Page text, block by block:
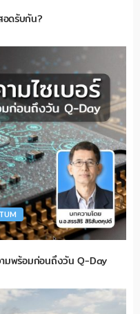
อดรับกัน?
ามพร้อมก่อนถึงวัน Q-Day